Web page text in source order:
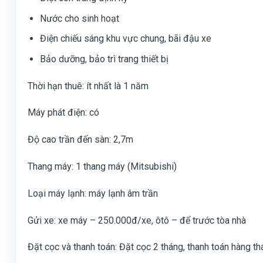
Nước cho sinh hoạt
Điện chiếu sáng khu vực chung, bãi đậu xe
Bảo dưỡng, bảo trì trang thiết bị
Thời hạn thuê: ít nhất là 1 năm
Máy phát điện: có
Độ cao trần đến sàn: 2,7m
Thang máy: 1 thang máy (Mitsubishi)
Loại máy lạnh: máy lạnh âm trần
Gửi xe: xe máy – 250.000đ/xe, ôtô – để trước tòa nhà
Đặt cọc và thanh toán: Đặt cọc 2 tháng, thanh toán hàng